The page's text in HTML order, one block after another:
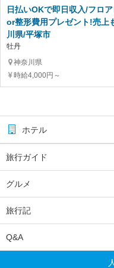
日払いOKで即日収入/フロ
or整形費用プレゼント!売上
川県/平塚市
牡丹
神奈川県
時給4,000円～
ホテル
旅行ガイド
グルメ
旅行記
Q&A